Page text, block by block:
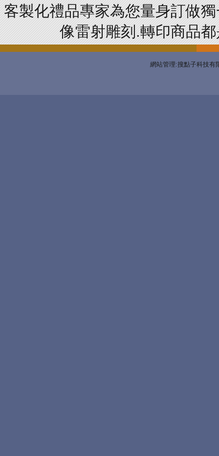
客製化禮品專家為您量身訂做
像雷射雕刻.轉印商品
網站管理:搜點子科技有